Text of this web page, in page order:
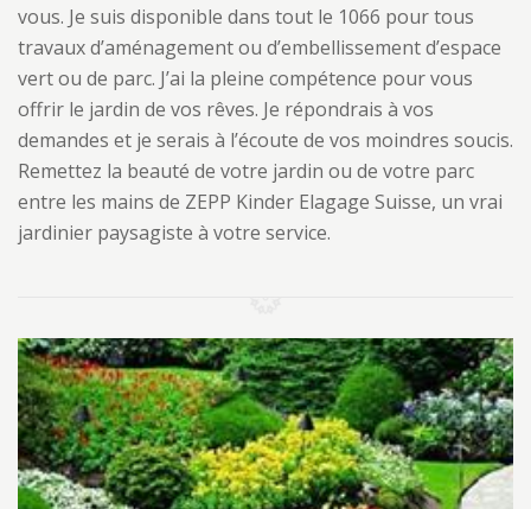
vous. Je suis disponible dans tout le 1066 pour tous
travaux d’aménagement ou d’embellissement d’espace
vert ou de parc. J’ai la pleine compétence pour vous
offrir le jardin de vos rêves. Je répondrais à vos
demandes et je serais à l’écoute de vos moindres soucis.
Remettez la beauté de votre jardin ou de votre parc
entre les mains de ZEPP Kinder Elagage Suisse, un vrai
jardinier paysagiste à votre service.